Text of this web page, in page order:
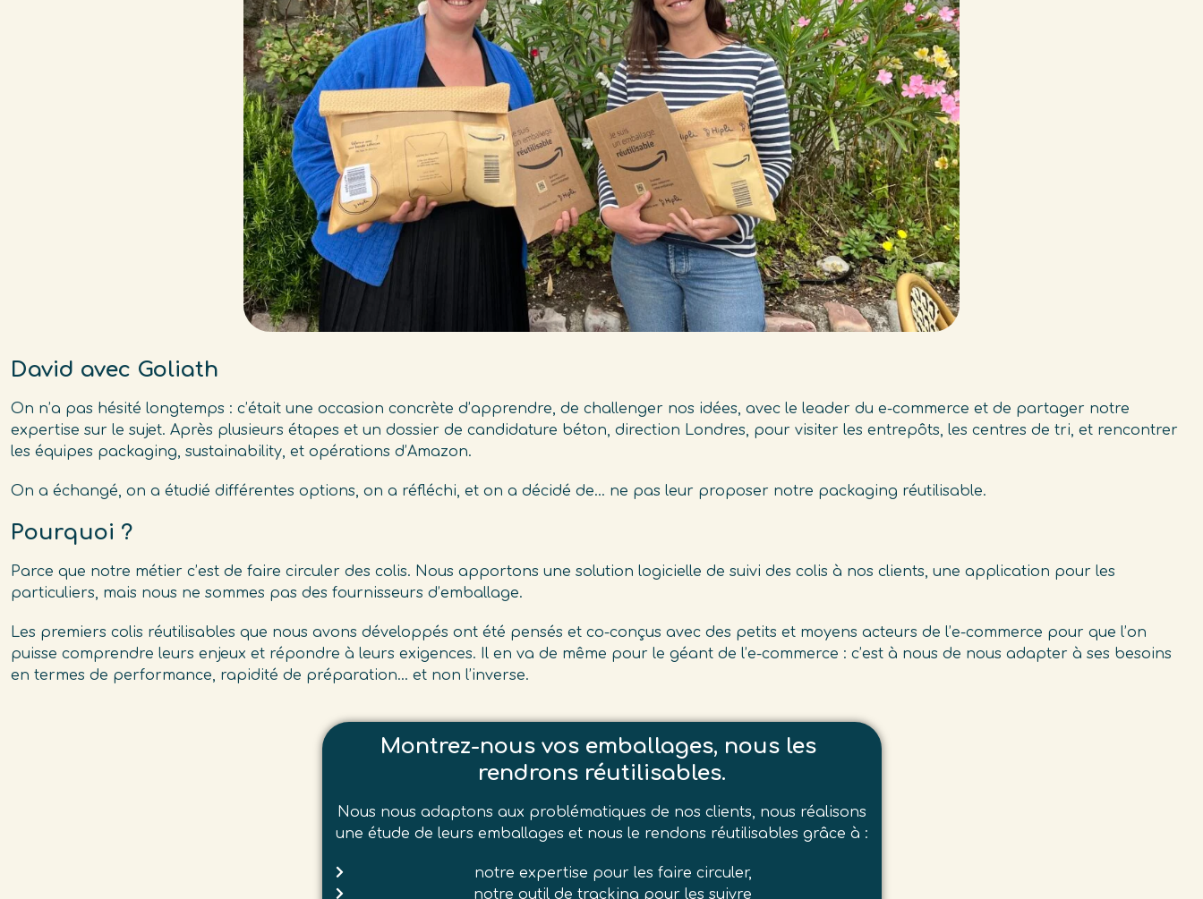
David avec Goliath
On n’a pas hésité longtemps : c’était une occasion concrète d’apprendre, de challenger nos idées, avec le leader du e-commerce et de partager notre
expertise sur le sujet. Après plusieurs étapes et un dossier de candidature béton, direction Londres, pour visiter les entrepôts, les centres de tri, et rencontrer
les équipes packaging, sustainability, et opérations d’Amazon.
On a échangé, on a étudié différentes options, on a réfléchi, et on a décidé de… ne pas leur proposer notre packaging réutilisable.
Pourquoi ?
Parce que notre métier c’est de faire circuler des colis. Nous apportons une solution logicielle de suivi des colis à nos clients, une application pour les
particuliers, mais nous ne sommes pas des fournisseurs d’emballage.
Les premiers colis réutilisables que nous avons développés ont été pensés et co-conçus avec des petits et moyens acteurs de l’e-commerce pour que l’on
puisse comprendre leurs enjeux et répondre à leurs exigences. Il en va de même pour le géant de l’e-commerce : c’est à nous de nous adapter à ses besoins
en termes de performance, rapidité de préparation… et non l’inverse.
Montrez-nous vos emballages, nous les
rendrons réutilisables.
Nous nous adaptons aux problématiques de nos clients, nous réalisons
une étude de leurs emballages et nous le rendons réutilisables grâce à :
notre expertise pour les faire circuler,
notre outil de tracking pour les suivre